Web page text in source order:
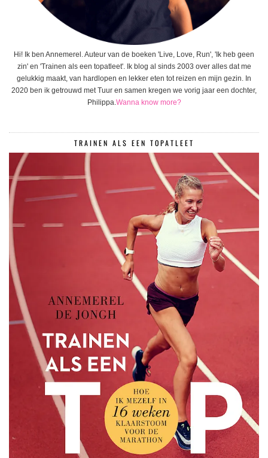
Hi! Ik ben Annemerel. Auteur van de boeken 'Live, Love, Run', 'Ik heb geen
zin' en 'Trainen als een topatleet'. Ik blog al sinds 2003 over alles dat me
gelukkig maakt, van hardlopen en lekker eten tot reizen en mijn gezin. In
2020 ben ik getrouwd met Tuur en samen kregen we vorig jaar een dochter,
Philippa.Wanna know more?
TRAINEN ALS EEN TOPATLEET